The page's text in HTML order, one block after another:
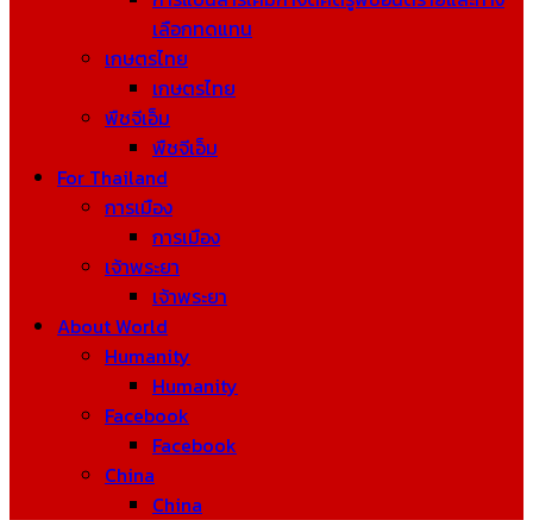
เลือกทดแทน
เกษตรไทย
เกษตรไทย
พืชจีเอ็ม
พืชจีเอ็ม
For Thailand
การเมือง
การเมือง
เจ้าพระยา
เจ้าพระยา
About World
Humanity
Humanity
Facebook
Facebook
China
China